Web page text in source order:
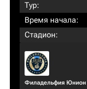
Тур:
Время начала:
Стадион:
Филадельфия Юнион